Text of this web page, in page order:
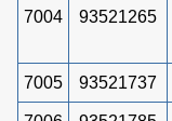
7004 93521265
7005 93521737